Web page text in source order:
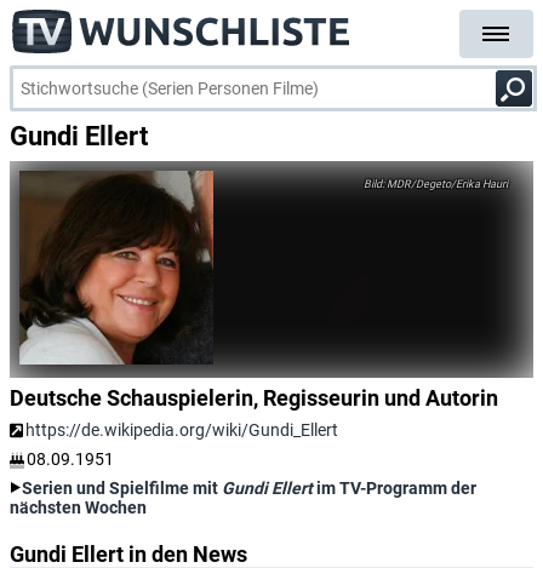
Gundi Ellert
MDR/Degeto/Erika Hauri
Deutsche Schauspielerin, Regisseurin und Autorin
https://de.wikipedia.org/wiki/Gundi_Ellert
08.09.1951
Serien und Spielfilme mit Gundi Ellertim TV-Programm der
nächsten Wochen
Gundi Ellert in den News